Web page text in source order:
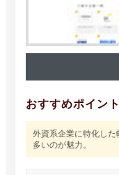
おすすめポイント
外資系企業に特化し
多いのが魅力。